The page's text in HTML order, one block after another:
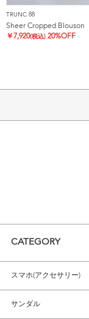
TRUNC 88
Sheer Cropped Blouson
￥ 7,920(税込) 20%OFF
CATEGORY
スマホ(アクセサリー)
サンダル